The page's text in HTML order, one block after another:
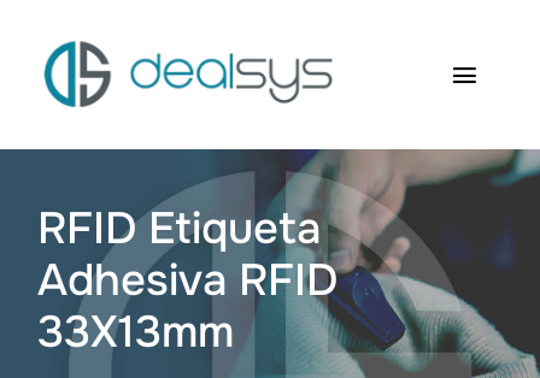
contenido
Quienes somos
Productos
RFID Etiqueta
Adhesiva RFID
33X13mm